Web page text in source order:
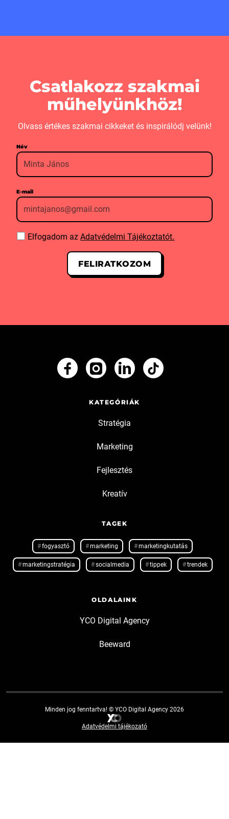
Csatlakozz szakmai
műhelyünkhöz!
Olvass értékes szakmai cikkeket és inspirálódj velünk!
Név
E-mail
Elfogadom azAdatvédelmi Tájékoztatót.
KATEGÓRIÁK
Stratégia
Marketing
Fejlesztés
Kreatív
TAGEK
fogyasztó marketing marketingkutatás
marketingstratégia socialmedia tippek trendek
OLDALAINK
YCO Digital Agency
Beeward
Minden jog fenntartva! © YCO Digital Agency 2026
Adatvédelmi tájékozató